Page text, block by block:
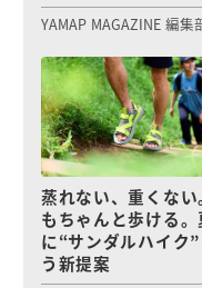
YAMAP MAGAZINE 編集
蒸れない、重くない
もちゃんと歩ける。
に“サンダルハイク
う新提案